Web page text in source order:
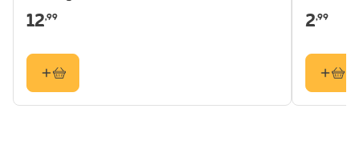
12,99 2,99